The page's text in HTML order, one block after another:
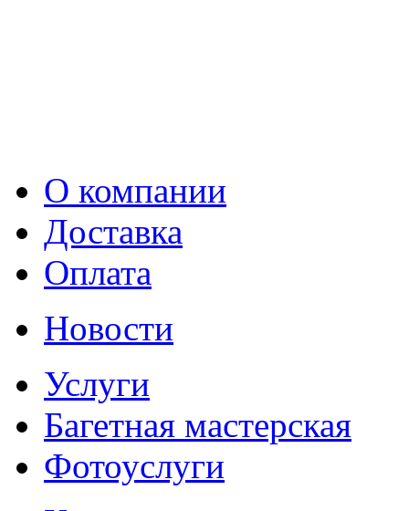
О компании
Доставка
Оплата
Новости
Услуги
Багетная мастерская
Фотоуслуги